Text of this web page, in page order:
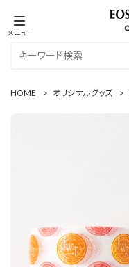
メニュー
HOME > オリジナルグッズ >